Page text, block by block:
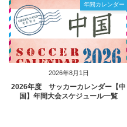
2026年8月1日
年間カレンダー
2026年度 サッカーカレンダー【中
国】年間大会スケジュール一覧